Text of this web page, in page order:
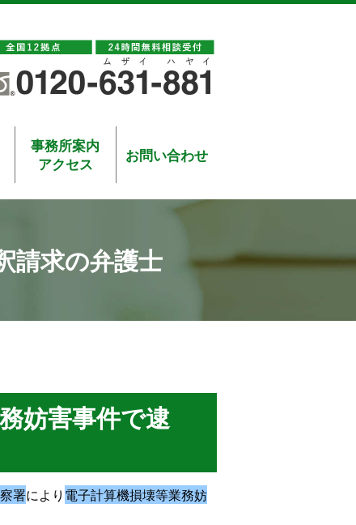
事務所案内
アクセス
お問い合わせ
請求の弁護士
妨害事件で逮
署により 電子計算機損壊等業務妨